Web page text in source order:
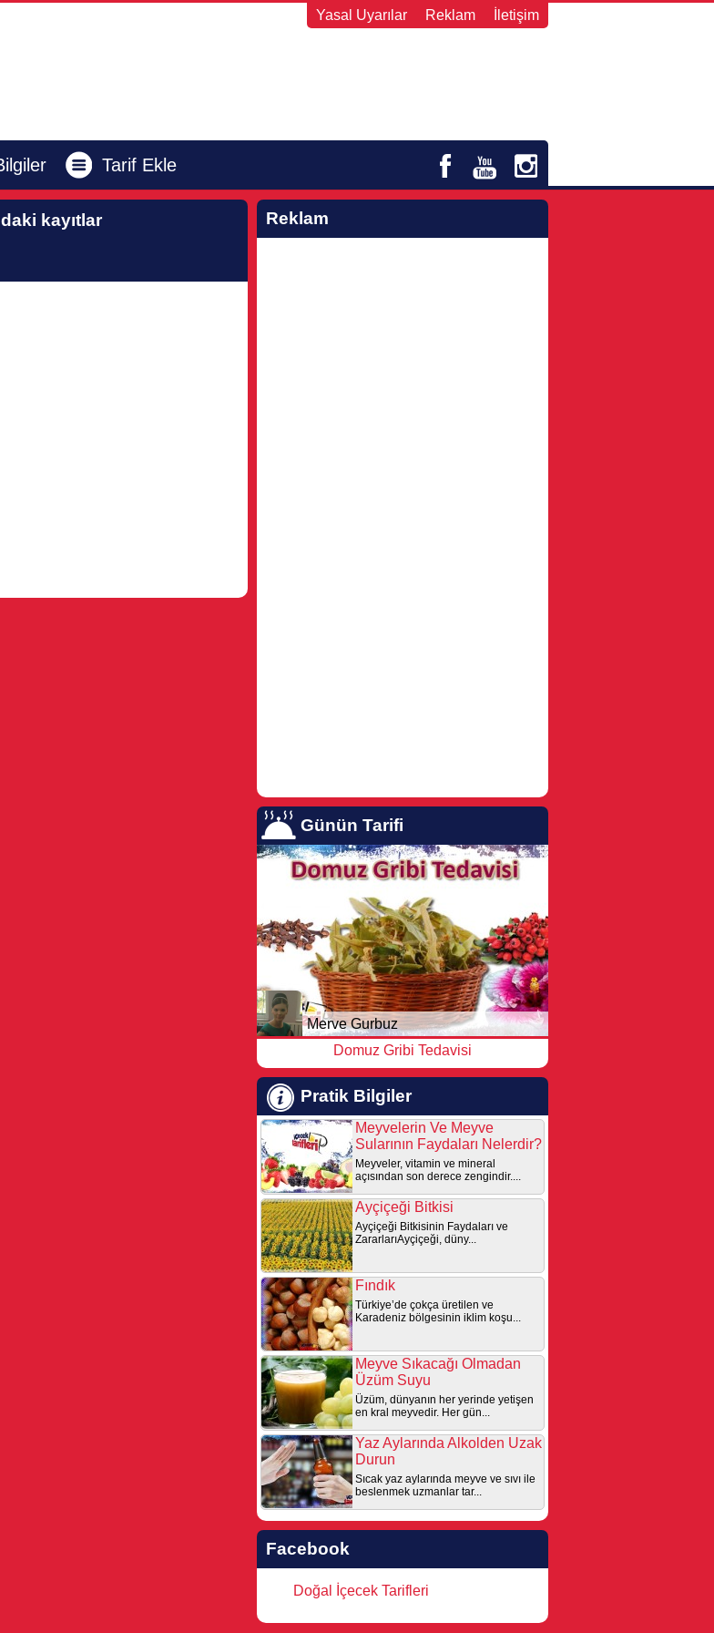
Yasal Uyarılar Reklam İletişim
Tarif Ekle
kayıtlar Reklam
Günün Tarifi
Merve Gurbuz
Domuz Gribi Tedavisi
Pratik Bilgiler
Meyvelerin Ve Meyve
Sularının Faydaları Nelerdir?
Meyveler, vitamin ve mineral
açısından son derece zengindir....
Ayçiçeği Bitkisi
Ayçiçeği Bitkisinin Faydaları ve
ZararlarıAyçiçeği, düny...
Fındık
Türkiye’de çokça üretilen ve
Karadeniz bölgesinin iklim koşu...
Meyve Sıkacağı Olmadan
Üzüm Suyu
Üzüm, dünyanın her yerinde yetişen
en kral meyvedir. Her gün...
Yaz Aylarında Alkolden Uzak
Durun
Sıcak yaz aylarında meyve ve sıvı ile
beslenmek uzmanlar tar...
Facebook
Doğal İçecek Tarifleri